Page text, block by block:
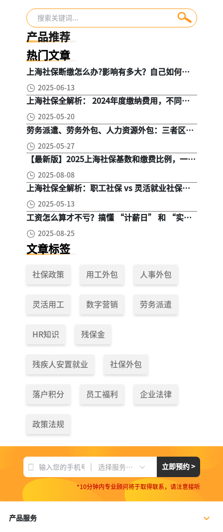
不能领失业金？一
文讲清
准上调了！
产品推荐
热门文章
上海社保断缴怎么办?影响有多大？自己如何续
2025-06-13
上海社保全解析： 2024年度缴纳费用，不同人
2025-05-20
劳务派遣、劳务外包、人力资源外包：三者区
2025-05-27
【最新版】2025上海社保基数和缴费比例，一文
2025-08-08
上海社保全解析：职工社保 vs 灵活就业社保，
2025-05-13
工资怎么算才不亏？搞懂 “计薪日” 和 “实际
2025-08-25
文章标签
社保政策 用工外包 人事外包
灵活用工 数字营销 劳务派遣
HR知识 残保金
残疾人安置就业 社保外包
落户积分 员工福利 企业法律
政策法规
选择服务项目 立即预约 >
*10分钟内专业顾问将于取得联系，请注意接听
产品服务